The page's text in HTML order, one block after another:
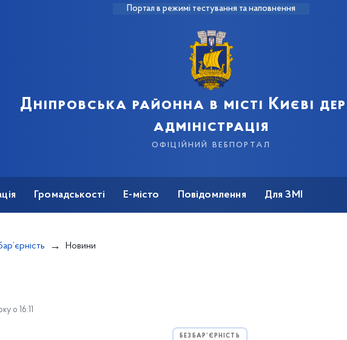
Портал в режимі тестування та наповнення
Дніпровська районна в місті Києві
адміністрація
офіційний вебпортал
Громадськості Е-місто Повідомлення Для ЗМІ
Новини
о 16:11
БЕЗБАР’ЄРНІСТЬ